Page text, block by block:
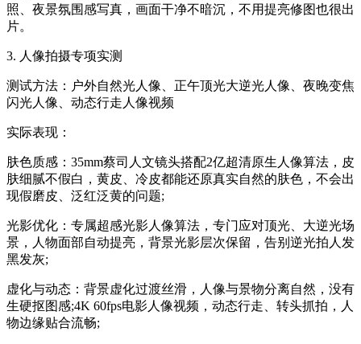
照、夜景氛围感写真，画面干净不暗沉，不用提亮修图也很出
片。
3. 人像拍摄专项实测
测试方法：户外自然光人像、正午顶光大逆光人像、夜晚变焦
闪光人像、动态行走人像视频
实际表现：
肤色质感：35mm蔡司人文镜头搭配2亿超清原生人像算法，皮
肤细腻不假白，黄皮、冷皮都能还原真实自然的肤色，不会出
现假磨皮、泛红泛黄的问题;
光影优化：专属超感光影人像算法，专门应对顶光、大逆光场
景，人物面部自动提亮，背景光影层次保留，告别逆光拍人发
黑发灰;
虚化与动态：背景虚化过渡丝滑，人像与景物分离自然，没有
生硬抠图感;4K 60fps电影人像视频，动态行走、转头抓拍，人
物边缘贴合流畅;